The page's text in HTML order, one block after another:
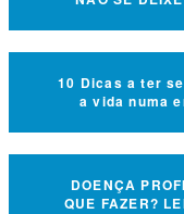
10 Dicas a ter
a vida numa
DOENÇA
QUE FAZER?